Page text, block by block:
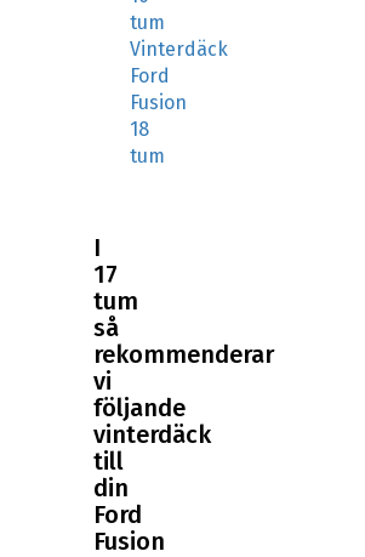
tum
Vinterdäck
Ford
Fusion
18
tum
I
17
tum
så
rekommenderar
vi
följande
vinterdäck
till
din
Ford
Fusion